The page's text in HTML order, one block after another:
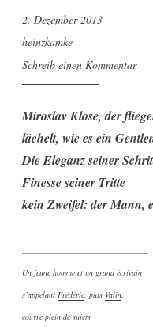
2. Dezember 2013
heinzkamke
Schreib einen Kommentar
Miroslav Klose, der
lächelt, wie es ein
Die Eleganz seiner
Finesse seiner Tritte
kein Zweifel: der Mann,
Un jeune homme et un grand écrivain
s’appelant Frédéric, puis Valin,
couvre plein de sujets